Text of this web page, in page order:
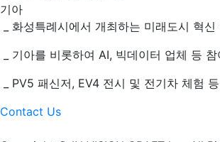
기아
_ 화성특례시에서 개최하는 미래도시 혁신
_ 기아를 비롯하여 AI, 빅데이터 업체 등 참
_ PV5 패신저, EV4 전시 및 전기차 체험 등
Contact Us